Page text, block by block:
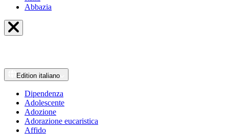
Abbazia
Edition italiano
Dipendenza
Adolescente
Adozione
Adorazione eucaristica
Affido